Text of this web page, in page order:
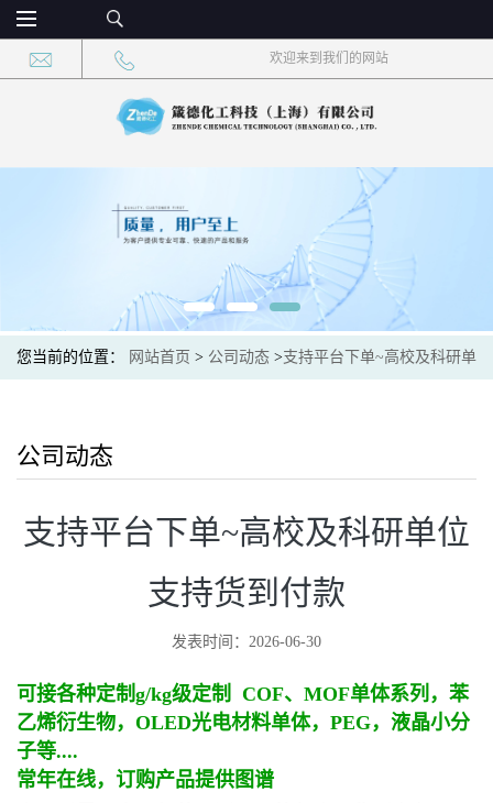
欢迎来到我们的网站
您当前的位置： 网站首页 > 公司动态 >支持平台下单~高校及科研单
公司动态
支持平台下单~高校及科研单位
支持货到付款
发表时间：2026-06-30
可接各种定制g/kg级定制 COF、MOF单体系列，苯
乙烯衍生物，OLED光电材料单体，PEG，液晶小分
子等....
常年在线，订购产品提供图谱